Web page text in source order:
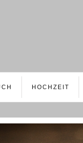
HOCHZEIT